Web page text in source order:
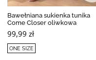
Bawełniana sukienka tunika
Come Closer oliwkowa
99,99 zł
ONE SIZE